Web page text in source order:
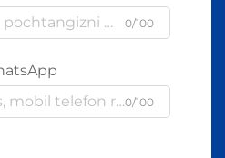
0/100
0/100